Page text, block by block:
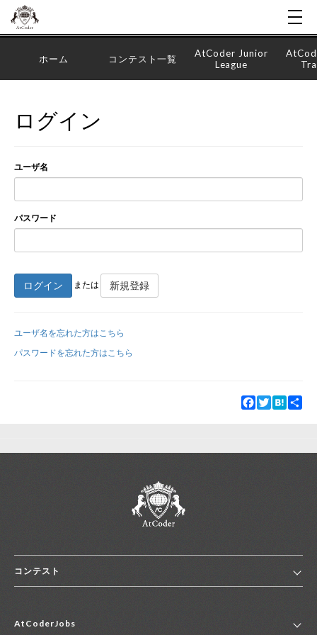
新規登録
ホーム コンテスト一覧
AtCoder Junior
League
ログイン
ユーザ名
パスワード
ログイン または 新規登録
ユーザ名を忘れた方はこちら
パスワードを忘れた方はこちら
Facebook
TwitterHatena
コンテスト
コンテスト一覧
AtCoderJobs